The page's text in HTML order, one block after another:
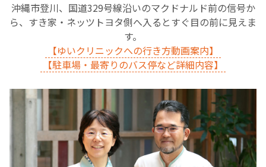
沖縄市登川、国道329号線沿いのマクドナルド前の信号か
ら、すき家・ネッツトヨタ側へ入るとすぐ目の前に見えま
す。
【ゆいクリニックへの行き方動画案内】
【駐車場・最寄りのバス停など詳細内容】